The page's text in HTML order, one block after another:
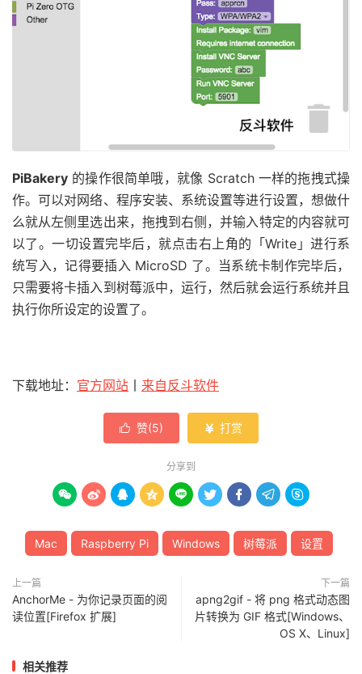
PiBakery 的操作很简单哦，就像 Scratch 一样的拖拽式操
作。可以对网络、程序安装、系统设置等进行设置，想做什
么就从左侧里选出来，拖拽到右侧，并输入特定的内容就可
以了。一切设置完毕后，就点击右上角的「Write」进行系
统写入，记得要插入 MicroSD 了。当系统卡制作完毕后，
只需要将卡插入到树莓派中，运行，然后就会运行系统并且
执行你所设定的设置了。
下载地址： 官方网站 丨 来自反斗软件
 赞(5)  打赏
分享到
        
Mac Raspberry Pi Windows 树莓派 设置
上一篇
AnchorMe - 为你记录页面的阅
读位置[Firefox 扩展]
下一篇
apng2gif - 将 png 格式动态图
片转换为 GIF 格式[Windows、
OS X、Linux]
相关推荐